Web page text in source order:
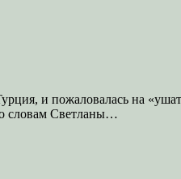
и пожаловалась на
словам Светланы…